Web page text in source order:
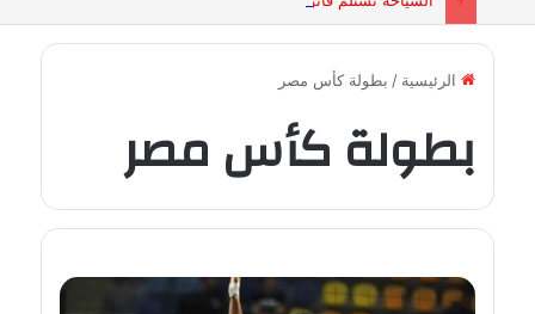
الرئيسية / بطولة كأس مصر
بطولة كأس مصر